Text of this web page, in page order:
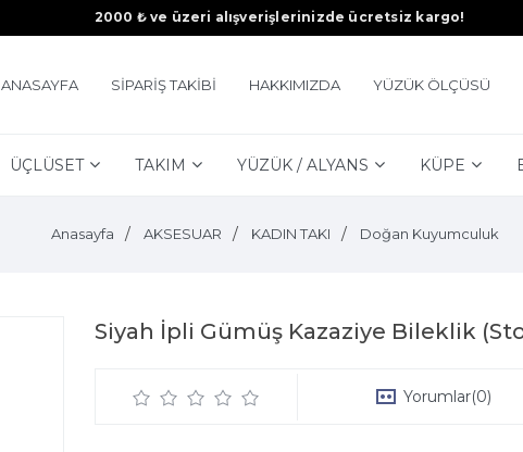
2000 ₺ ve üzeri alışverişlerinizde ücretsiz kargo!
ANASAYFA SİPARİŞ TAKİBİ HAKKIMIZDA YÜZÜK ÖLÇÜSÜ
ÜÇLÜSET TAKIM YÜZÜK / ALYANS KÜPE
Anasayfa AKSESUAR KADIN TAKI Doğan Kuyumculuk
Siyah İpli Gümüş Kazaziye Bileklik
Yorumlar(0)